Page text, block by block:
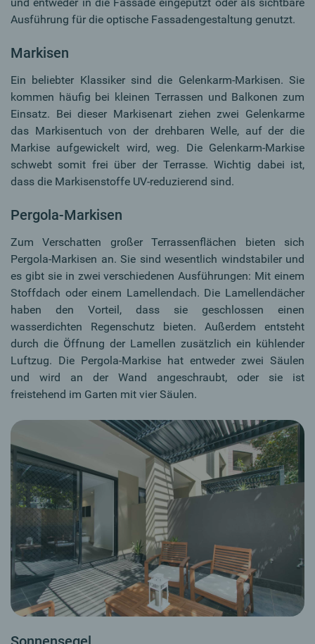
Ausführung für die optische Fassadengestaltung genutzt.
Markisen
Ein beliebter Klassiker sind die Gelenkarm-Markisen. Sie
kommen häufig bei kleinen Terrassen und Balkonen zum
Einsatz. Bei dieser Markisenart ziehen zwei Gelenkarme
das Markisentuch von der drehbaren Welle, auf der die
Markise aufgewickelt wird, weg. Die Gelenkarm-Markise
schwebt somit frei über der Terrasse. Wichtig dabei ist,
dass die Markisenstoffe UV-reduzierend sind.
Pergola-Markisen
Zum Verschatten großer Terrassenflächen bieten sich
Pergola-Markisen an. Sie sind wesentlich windstabiler und
es gibt sie in zwei verschiedenen Ausführungen: Mit einem
Stoffdach oder einem Lamellendach. Die Lamellendächer
haben den Vorteil, dass sie geschlossen einen
wasserdichten Regenschutz bieten. Außerdem entsteht
durch die Öffnung der Lamellen zusätzlich ein kühlender
Luftzug. Die Pergola-Markise hat entweder zwei Säulen
und wird an der Wand angeschraubt, oder sie ist
freistehend im Garten mit vier Säulen.